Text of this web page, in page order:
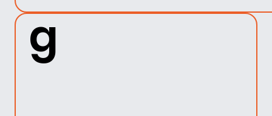
g